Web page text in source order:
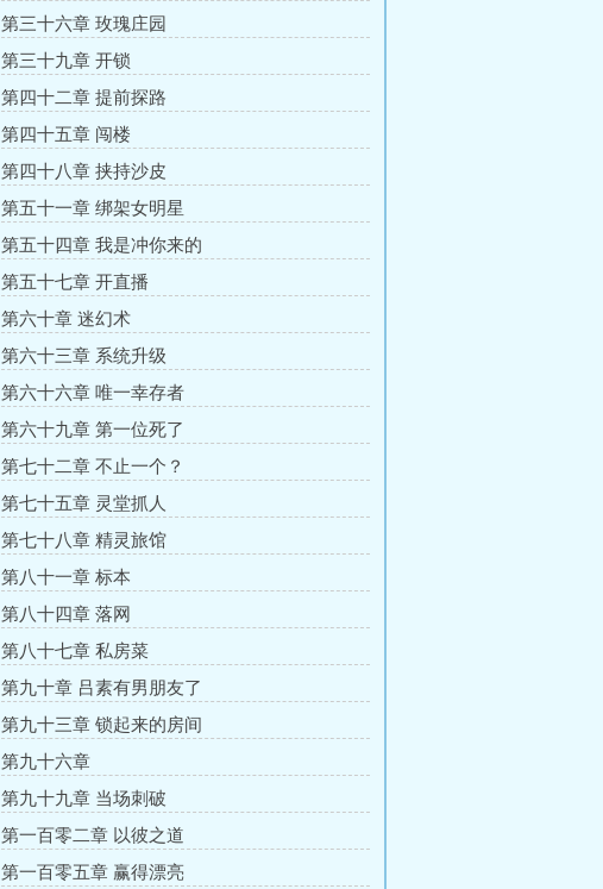
第三十六章 玫瑰庄园
第三十九章 开锁
第四十二章 提前探路
第四十五章 闯楼
第四十八章 挟持沙皮
第五十一章 绑架女明星
第五十四章 我是冲你来的
第五十七章 开直播
第六十章 迷幻术
第六十三章 系统升级
第六十六章 唯一幸存者
第六十九章 第一位死了
第七十二章 不止一个？
第七十五章 灵堂抓人
第七十八章 精灵旅馆
第八十一章 标本
第八十四章 落网
第八十七章 私房菜
第九十章 吕素有男朋友了
第九十三章 锁起来的房间
第九十六章
第九十九章 当场刺破
第一百零二章 以彼之道
第一百零五章 赢得漂亮